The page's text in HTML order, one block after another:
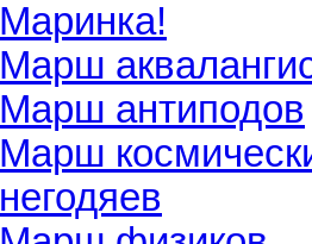
Маринка!
Марш
Марш антиподов
Марш
негодяев